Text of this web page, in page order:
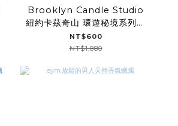
Brooklyn Candle Studio
紐約卡茲奇山 環遊秘境系列香
氛擴香
NT$600
NT$1,880